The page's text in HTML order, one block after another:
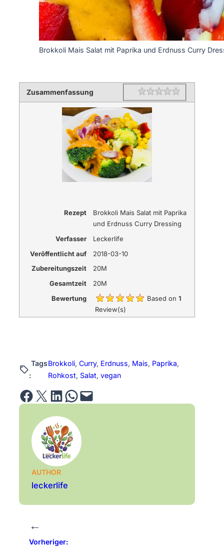
Brokkoli Mais Salat mit Paprika und Erdnuss Curry
Zusammenfassung Rating 1 star
2 stars
3 stars
4 stars
5 stars
Rezept
Brokkoli Mais Salat mit Paprika
und Erdnuss Curry Dressing
Verfasser
Leckerlife
Veröffentlicht auf
2018-03-10
Zubereitungszeit
20M
Gesamtzeit
20M
Bewertung
Based on 1
Review(s)
Tags
:
Brokkoli, Curry, Erdnuss, Mais, Paprika
Rohkost, Salat, vegan
Share on Facebook Email this Page Share on LinkedIn Share on WhatsApp Email this Page
AUTHOR
leckerlife
←
Vorheriger: